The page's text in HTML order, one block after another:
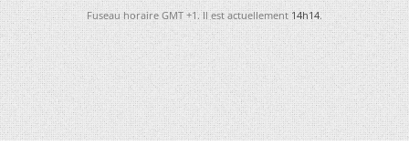
Fuseau horaire GMT +1. Il est actuellement14h14.